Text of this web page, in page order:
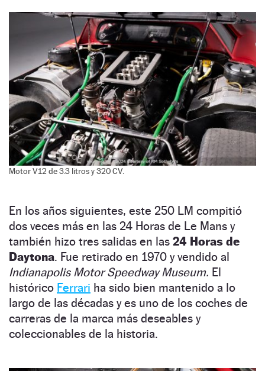
Motor V12 de 3.3 litros y 320 CV.
En los años siguientes, este 250 LM compitió
dos veces más en las 24 Horas de Le Mans y
también hizo tres salidas en las 24 Horas de
Daytona. Fue retirado en 1970 y vendido al
Indianapolis Motor Speedway Museum. El
histórico Ferrari ha sido bien mantenido a lo
largo de las décadas y es uno de los coches de
carreras de la marca más deseables y
coleccionables de la historia.